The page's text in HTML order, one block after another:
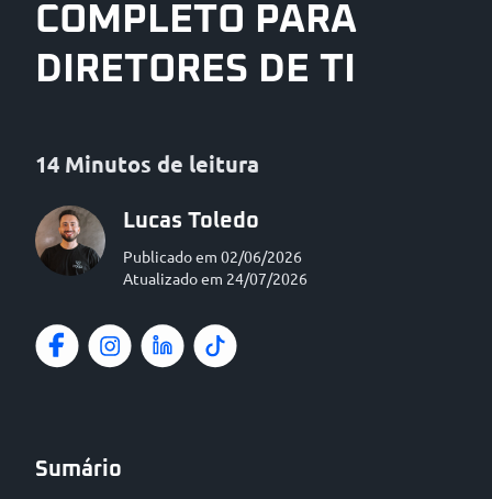
COMPLETO PARA
DIRETORES DE TI
14 Minutos de leitura
Lucas Toledo
Publicado em 02/06/2026
Atualizado em 24/07/2026
Sumário